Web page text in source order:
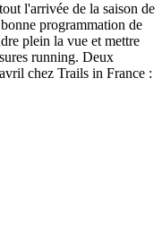
l'arrivée de la saison de
programmation de
plein la vue et mettre
running. Deux
chez Trails in France :